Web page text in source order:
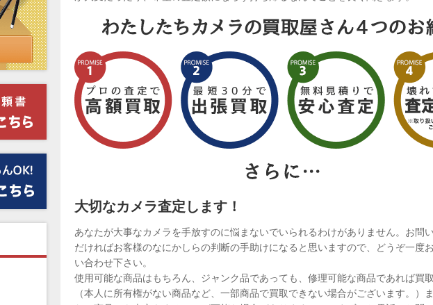
大切なカメラ査定します！
あなたが大事なカメラを手放すのに悩まないでいられるわけがありません。お問
だければお客様のなにかしらの判断の手助けになると思いますので、どうぞ一度
い合わせ下さい。
使用可能な商品はもちろん、ジャンク品であっても、修理可能な商品であれば買
（本人に所有権がない商品など、一部商品で買取できない場合がございます。）